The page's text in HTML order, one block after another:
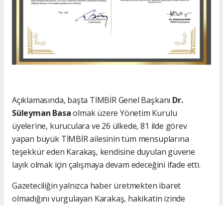
Açıklamasında, başta TİMBİR Genel Başkanı Dr.
Süleyman Basaolmak üzere Yönetim Kurulu
üyelerine, kuruculara ve 26 ülkede, 81 ilde görev
yapan büyük TİMBİR ailesinin tüm mensuplarına
teşekkür eden Karakaş, kendisine duyulan güvene
layık olmak için çalışmaya devam edeceğini ifade etti.
Gazeteciliğin yalnızca haber üretmekten ibaret
olmadığını vurgulayan Karakaş, hakikatin izinde